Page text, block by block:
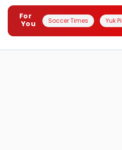
For
You
Soccer Times Yuk